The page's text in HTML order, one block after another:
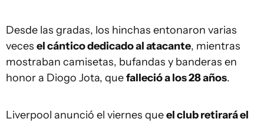
Desde las gradas, los hinchas entonaron varias
veces el cántico dedicado al atacante, mientras
mostraban camisetas, bufandas y banderas en
honor a Diogo Jota, quefalleció a los 28 años.
Liverpool anunció el viernes queel club retirará el